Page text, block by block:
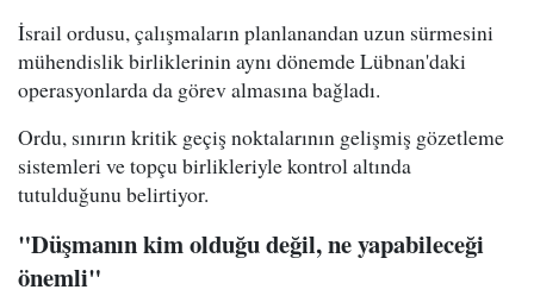
İsrail ordusu, çalışmaların planlanandan uzun sürmesini
mühendislik birliklerinin aynı dönemde Lübnan'daki
operasyonlarda da görev almasına bağladı.
Ordu, sınırın kritik geçiş noktalarının gelişmiş gözetleme
sistemleri ve topçu birlikleriyle kontrol altında
tutulduğunu belirtiyor.
"Düşmanın kim olduğu değil, ne yapabileceği
önemli"